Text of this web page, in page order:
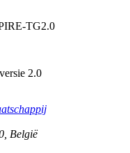
TG2.0
2.0
België